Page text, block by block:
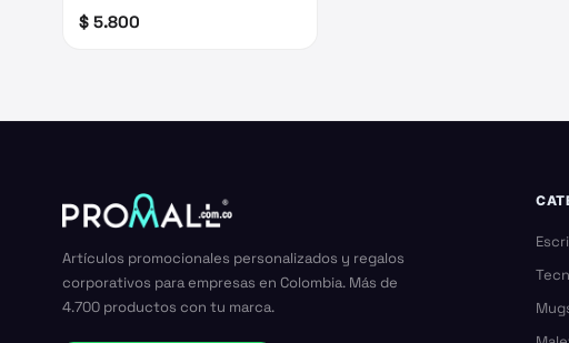
$ 5.800
Artículos promocionales personalizados y regalos
corporativos para empresas en Colombia. Más de
4.700 productos con tu marca.